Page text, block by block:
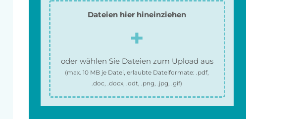
Dateien hier hineinziehen
oder wählen Sie Dateien zum Upload aus
(max.10 MB je Datei, erlaubte Dateiformate:.pdf,
.doc, .docx, .odt, .png, .jpg, .gif)